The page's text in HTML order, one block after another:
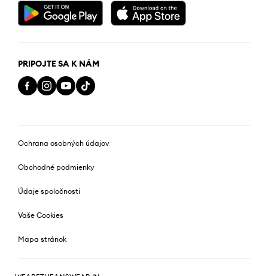
PRIPOJTE SA K NÁM
Ochrana osobných údajov
Obchodné podmienky
Údaje spoločnosti
Vaše Cookies
Mapa stránok